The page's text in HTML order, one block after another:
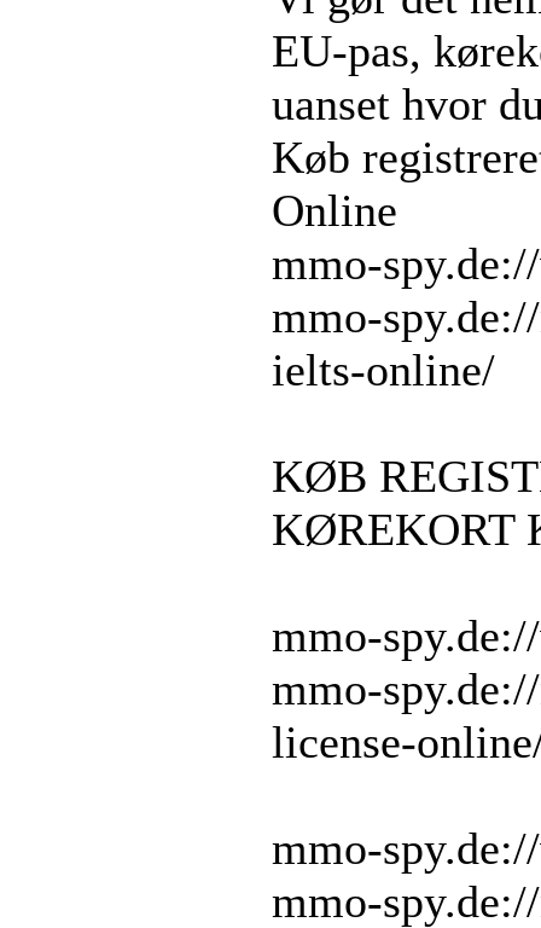
EU-pas,
uanset hvor
Køb
Online
mmo-
mmo-
ielts-online/
KØB
KØREKORT
mmo-
mmo-
license-
mmo-
mmo-